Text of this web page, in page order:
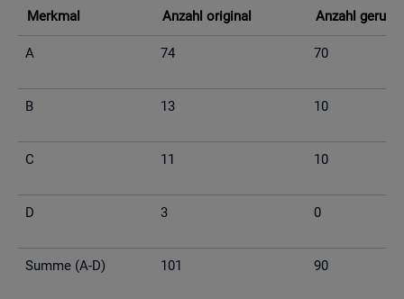
Merk­mal An­zahl ori­gi­nal An­zahl
A 74 70
B 13 10
C 11 10
D 3 0
Summe (A-D) 101 90